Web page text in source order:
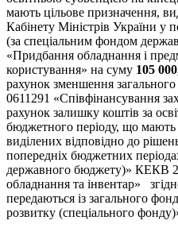
мають цільове призначення,
Кабінету Міністрів України у
(за спеціальним фондом
«Придбання обладнання і
користування» на суму 105
рахунок зменшення
0611291 «Співфінансування
рахунок залишку коштів за
бюджетного періоду, що мають
виділених відповідно до
попередніх бюджетних
державного бюджету)» КЕКВ
обладнання та інвентар»
передаються із загального
розвитку (спеціального